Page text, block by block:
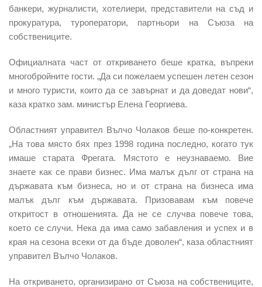
банкери, журналисти, хотелиери, представители на съд и
прокуратура, туроператори, партньори на Съюза на
собствениците.
Официалната част от откриването беше кратка, въпреки
многобройните гости. „Да си пожелаем успешен летен сезон
и много туристи, които да се завърнат и да доведат нови“,
каза кратко зам. министър Елена Георгиева.
Областният управител Вълчо Чолаков беше по-конкретен.
„На това място бях през 1998 година последно, когато тук
имаше старата Фрегата. Мястото е неузнаваемо. Вие
знаете как се прави бизнес. Има малък дълг от страна на
държавата към бизнеса, но и от страна на бизнеса има
малък дълг към държавата. Призовавам към повече
откритост в отношенията. Да не се случва повече това,
което се случи. Нека да има само забавления и успех и в
края на сезона всеки от да бъде доволен“, каза областният
управител Вълчо Чолаков.
На откриването, организирано от Съюза на собствениците,